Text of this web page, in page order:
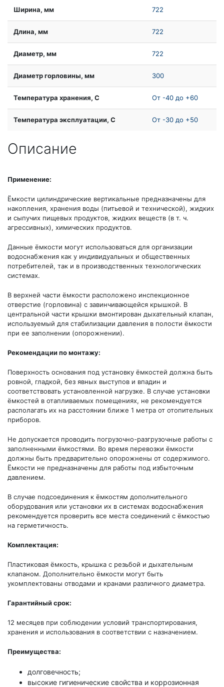
Ширина, мм 722
Длина, мм 722
Диаметр, мм 722
Диаметр горловины, мм 300
Температура хранения, С От -40 до +60
Температура эксплуатации, С От -30 до +50
Описание
Применение:
Ёмкости цилиндрические вертикальные предназначены для
накопления, хранения воды (питьевой и технической), жидких
и сыпучих пищевых продуктов, жидких веществ (в т. ч.
агрессивных), химических продуктов.
Данные ёмкости могут использоваться для организации
водоснабжения как у индивидуальных и общественных
потребителей, так и в производственных технологических
системах.
В верхней части ёмкости расположено инспекционное
отверстие (горловина) с завинчивающейся крышкой. В
центральной части крышки вмонтирован дыхательный клапан,
используемый для стабилизации давления в полости ёмкости
при ее заполнении (опорожнении).
Рекомендации по монтажу:
Поверхность основания под установку ёмкостей должна быть
ровной, гладкой, без явных выступов и впадин и
соответствовать установленной нагрузке. В случае установки
ёмкостей в отапливаемых помещениях, не рекомендуется
располагать их на расстоянии ближе 1 метра от отопительных
приборов.
Не допускается проводить погрузочно-разгрузочные работы с
заполненными ёмкостями. Во время перевозки ёмкости
должны быть предварительно опорожнены от содержимого.
Ёмкости не предназначены для работы под избыточным
давлением.
В случае подсоединения к ёмкостям дополнительного
оборудования или установки их в системах водоснабжения
рекомендуется проверить все места соединений с ёмкостью
на герметичность.
Комплектация:
Пластиковая ёмкость, крышка с резьбой и дыхательным
клапаном. Дополнительно ёмкости могут быть
укомплектованы отводами и кранами различного диаметра.
Гарантийный срок:
12 месяцев при соблюдении условий транспортирования,
хранения и использования в соответствии с назначением.
Преимущества:
долговечность;
высокие гигиенические свойства и коррозионная